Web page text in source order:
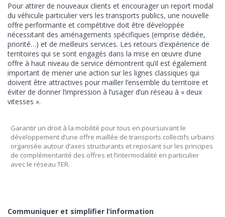
Pour attirer de nouveaux clients et encourager un report modal
du véhicule particulier vers les transports publics, une nouvelle
offre performante et compétitive doit être développée
nécessitant des aménagements spécifiques (emprise dédiée,
priorité…) et de meilleurs services. Les retours d’expérience de
territoires qui se sont engagés dans la mise en œuvre d’une
offre à haut niveau de service démontrent qu’il est également
important de mener une action sur les lignes classiques qui
doivent être attractives pour mailler l’ensemble du territoire et
éviter de donner l’impression à l’usager d’un réseau à « deux
vitesses ».
Garantir un droit à la mobilité pour tous en poursuivant le
développement d’une offre maillée de transports collectifs urbains
organisée autour d’axes structurants et reposant sur les principes
de complémentarité des offres et l’intermodalité en particulier
avec le réseau TER.
Communiquer et simplifier l’information